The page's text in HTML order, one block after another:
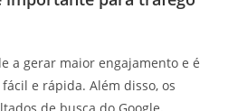
a gerar maior engajamento e é
e rápida. Além disso, os
de busca do Google,